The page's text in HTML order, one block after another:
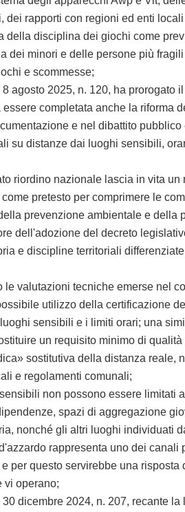
dei rapporti con regioni ed enti
della disciplina dei giochi come
dei minori e delle persone più
e scommesse;
2025, n. 120, ha prorogato il
completata anche la riforma
e nel dibattito pubblico è
su distanze dai luoghi sensibili,
nazionale lascia in vita un
pretesto per comprimere le
prevenzione ambientale e della
del decreto legislativo
e discipline territoriali
tecniche emerse nel
utilizzo della certificazione
sensibili e i limiti orari; una
un requisito minimo di
sostitutiva della distanza reale,
e regolamenti comunali;
non possono essere limitati a
spazi di aggregazione
nonché gli altri luoghi individuati
rappresenta uno dei canali
per questo servirebbe una
vi operano;
2024, n. 207, recante la